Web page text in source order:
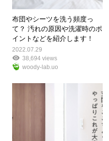
布団やシーツを洗う頻度っ
て？ 汚れの原因や洗濯時のポ
イントなどを紹介します！
2022.07.29
38,694 views
woody-lab.uo